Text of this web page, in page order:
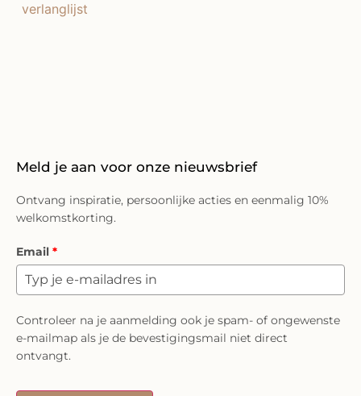
verlanglijst
Meld je aan voor onze nieuwsbrief
Ontvang inspiratie, persoonlijke acties en eenmalig 10%
welkomstkorting.
Email *
Controleer na je aanmelding ook je spam- of ongewenste
e-mailmap als je de bevestigingsmail niet direct
ontvangt.